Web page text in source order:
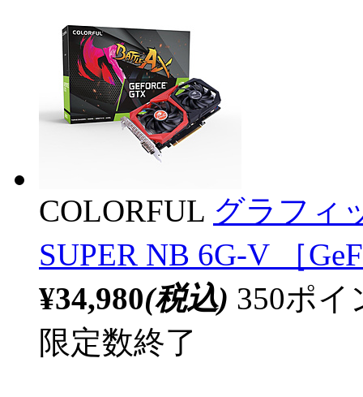
COLORFUL グラフィ
SUPER NB 6G-V ［
¥34,980(税込) 350ポ
限定数終了